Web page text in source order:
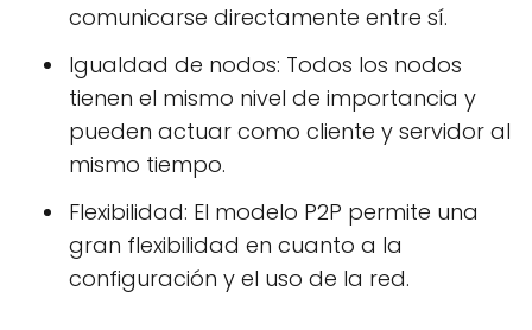
comunicarse directamente entre sí.
Igualdad de nodos: Todos los nodos
tienen el mismo nivel de importancia y
pueden actuar como cliente y servidor al
mismo tiempo.
Flexibilidad: El modelo P2P permite una
gran flexibilidad en cuanto a la
configuración y el uso de la red.